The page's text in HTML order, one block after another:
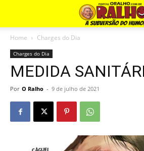
Home Charges do Dia
Charges do Dia
MEDIDA
Por O Ralho - 9 de julho de 2021